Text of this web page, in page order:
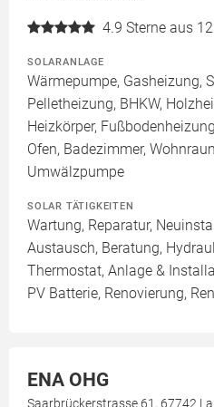
4.9 Sterne aus
SOLARANLAGE
Wärmepumpe, Gasheizung,
Pelletheizung, BHKW,
Heizkörper,
Ofen, Badezimmer,
Umwälzpumpe
SOLAR TÄTIGKEITEN
Wartung, Reparatur,
Austausch, Beratung,
Thermostat, Anlage &
PV Batterie, Renovierung,
ENA OHG
Saarbrückerstrasse 61, 67742